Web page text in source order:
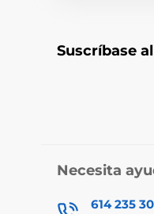
Suscríbase
Necesita
614 235